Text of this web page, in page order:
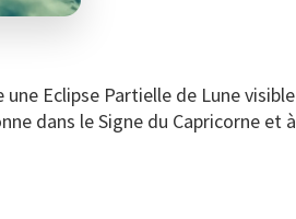
Eclipse Partielle de Lune visible
dans le Signe du Capricorne et à